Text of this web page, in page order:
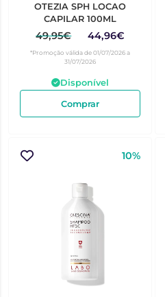
OTEZIA SPH LOCAO
CAPILAR 100ML
49,95€ 44,96€
*Promoção válida de 01/07/2026 a
31/07/2026
Disponível
Comprar
10%